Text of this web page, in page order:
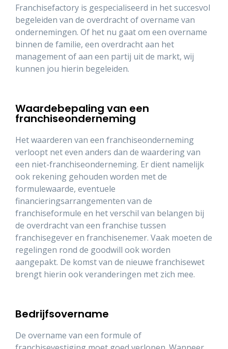
Franchisefactory is gespecialiseerd in het succesvol
begeleiden van de overdracht of overname van
ondernemingen. Of het nu gaat om een overname
binnen de familie, een overdracht aan het
management of aan een partij uit de markt, wij
kunnen jou hierin begeleiden.
Waardebepaling van een
franchiseonderneming
Het waarderen van een franchiseonderneming
verloopt net even anders dan de waardering van
een niet-franchiseonderneming. Er dient namelijk
ook rekening gehouden worden met de
formulewaarde, eventuele
financieringsarrangementen van de
franchiseformule en het verschil van belangen bij
de overdracht van een franchise tussen
franchisegever en franchisenemer. Vaak moeten de
regelingen rond de goodwill ook worden
aangepakt. De komst van de nieuwe franchisewet
brengt hierin ook veranderingen met zich mee.
Bedrijfsovername
De overname van een formule of